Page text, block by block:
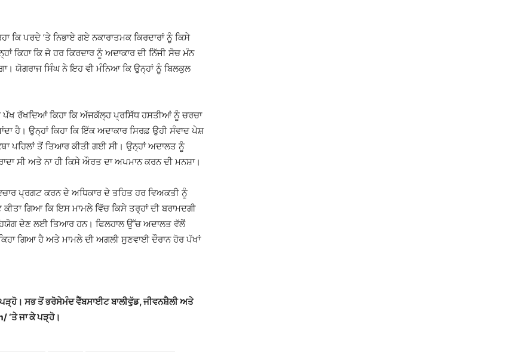
ਕਿ ਪਰਦੇ ’ਤੇ ਨਿਭਾਏ ਗਏ ਨਕਾਰਾਤਮਕ ਕਿਰਦਾਰਾਂ ਨੂੰ ਕਿਸੇ
ਕਿਹਾ ਕਿ ਜੇ ਹਰ ਕਿਰਦਾਰ ਨੂੰ ਅਦਾਕਾਰ ਦੀ ਨਿੱਜੀ ਸੋਚ ਮੰਨ
ਯੋਗਰਾਜ ਸਿੰਘ ਨੇ ਇਹ ਵੀ ਮੰਨਿਆ ਕਿ ਉਨ੍ਹਾਂ ਨੂੰ ਬਿਲਕੁਲ
ਪੱਖ ਰੱਖਦਿਆਂ ਕਿਹਾ ਕਿ ਅੱਜਕੱਲ੍ਹ ਪ੍ਰਸਿੱਧ ਹਸਤੀਆਂ ਨੂੰ ਚਰਚਾ
ਹੈ। ਉਨ੍ਹਾਂ ਕਿਹਾ ਕਿ ਇੱਕ ਅਦਾਕਾਰ ਸਿਰਫ਼ ਉਹੀ ਸੰਵਾਦ ਪੇਸ਼
ਪਹਿਲਾਂ ਤੋਂ ਤਿਆਰ ਕੀਤੀ ਗਈ ਸੀ। ਉਨ੍ਹਾਂ ਅਦਾਲਤ ਨੂੰ
ਸੀ ਅਤੇ ਨਾ ਹੀ ਕਿਸੇ ਔਰਤ ਦਾ ਅਪਮਾਨ ਕਰਨ ਦੀ ਮਨਸ਼ਾ।
ਪ੍ਰਗਟ ਕਰਨ ਦੇ ਅਧਿਕਾਰ ਦੇ ਤਹਿਤ ਹਰ ਵਿਅਕਤੀ ਨੂੰ
ਗਿਆ ਕਿ ਇਸ ਮਾਮਲੇ ਵਿੱਚ ਕਿਸੇ ਤਰ੍ਹਾਂ ਦੀ ਬਰਾਮਦਗੀ
ਦੇਣ ਲਈ ਤਿਆਰ ਹਨ। ਫਿਲਹਾਲ ਉੱਚ ਅਦਾਲਤ ਵੱਲੋਂ
ਗਿਆ ਹੈ ਅਤੇ ਮਾਮਲੇ ਦੀ ਅਗਲੀ ਸੁਣਵਾਈ ਦੌਰਾਨ ਹੋਰ ਪੱਖਾਂ
ਪੜ੍ਹੋ। ਸਭ ਤੋਂ ਭਰੋਸੇਮੰਦ ਵੈੱਬਸਾਈਟ ਬਾਲੀਵੁੱਡ, ਜੀਵਨਸ਼ੈਲੀ ਅਤੇ
‘ਤੇ ਜਾ ਕੇ ਪੜ੍ਹੋ।